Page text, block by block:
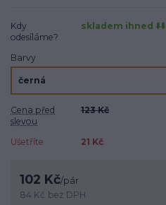
Kdy
odesíláme?
skladem ihned ⬇️⬇️
Barvy
Cena před
slevou
123 Kč
Ušetříte 21 Kč
102 Kč/pár
84 Kč bez DPH